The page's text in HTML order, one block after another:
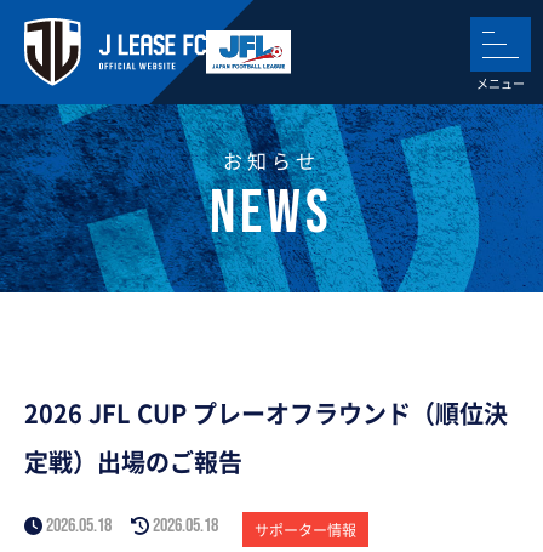
お知らせ
2026 JFL CUP プレーオフラウンド（順位決
定戦）出場のご報告
2026.05.18 2026.05.18 サポーター情報